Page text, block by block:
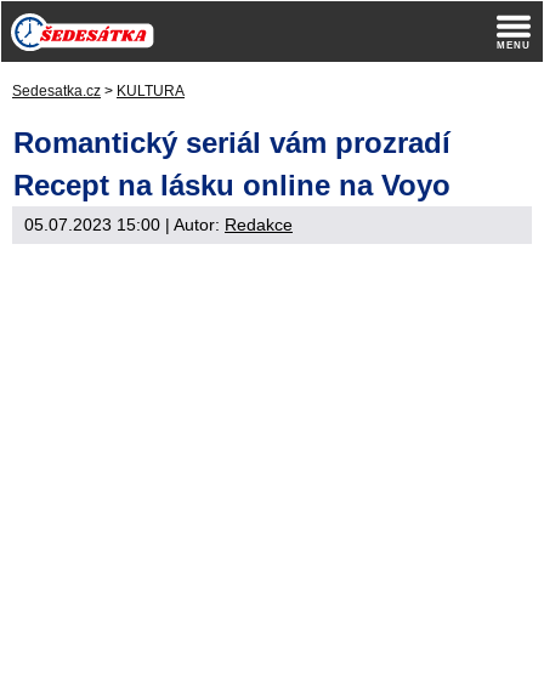
Sedesatka.cz > KULTURA
Romantický seriál vám prozradí
Recept na lásku online na Voyo
05.07.2023 15:00 | Autor: Redakce